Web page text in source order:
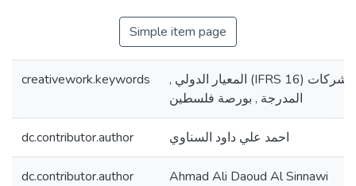
Simple item page
creativework.keywords
, المعيار الدولي (IFRS 16) القوائم المالية ,الشركات
المدرجة , بورصة فلسطين
dc.contributor.author احمد علي داود السناوي
dc.contributor.author Ahmad Ali Daoud Al Sinnawi